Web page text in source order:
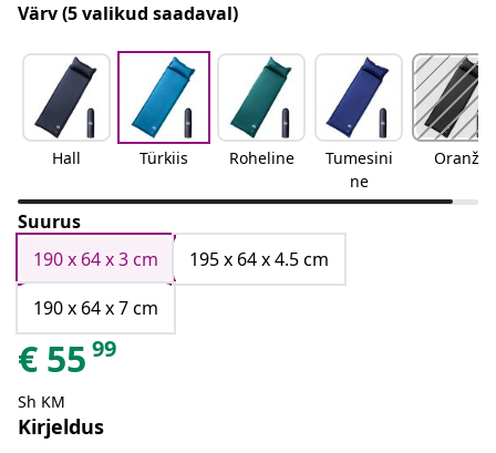
Värv(5 valikud saadaval)
Hall Türkiis Roheline
Tumesini
ne
Oranž
Suurus
190 x 64 x 3 cm
195 x 64 x 4.5 cm
190 x 64 x 7 cm
€ 55 99
Sh KM
Kirjeldus